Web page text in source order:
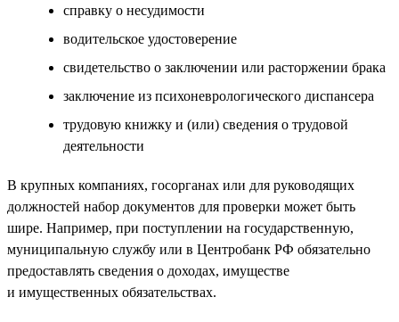
справку о несудимости
водительское удостоверение
свидетельство о заключении или расторжении брака
заключение из психоневрологического диспансера
трудовую книжку и (или) сведения о трудовой
деятельности
В крупных компаниях, госорганах или для руководящих
должностей набор документов для проверки может быть
шире. Например, при поступлении на государственную,
муниципальную службу или в Центробанк РФ обязательно
предоставлять сведения о доходах, имуществе
и имущественных обязательствах.